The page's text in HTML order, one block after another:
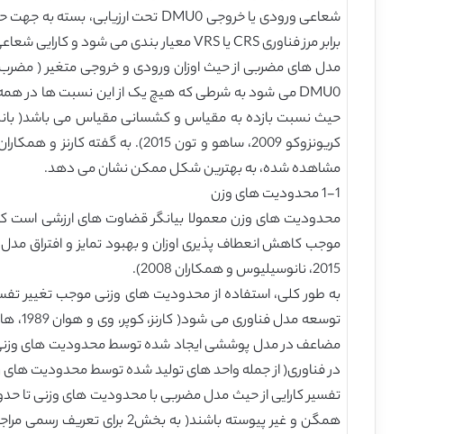
برابر مرز فناوری CRS یا VRS معیار بندی می شود و کارایی شعاعی DMU0 به صورت مهم ترین ضریب بهبود نسبی به بردار ورودی یا خروجی آن در فناوری تفسیر می شود.
مشاهده شده، به بهترین شکل ممکن نشان می دهد.
1-1 محدودیت های وزن
محدودیت های وزن معمولا بیانگر قضاوت های ارزشی
2015، نانوسیلیوس و همکاران 2008).
به طور کلی، استفاده از محدودیت های وزنی موجب تغییر
در فناوری( از جمله واحد های تولید شده توسط محدودیت های
تفسیر کارایی از حیث مدل مضربی با محدودیت های وزنی تا
همگن و غیر پیوسته